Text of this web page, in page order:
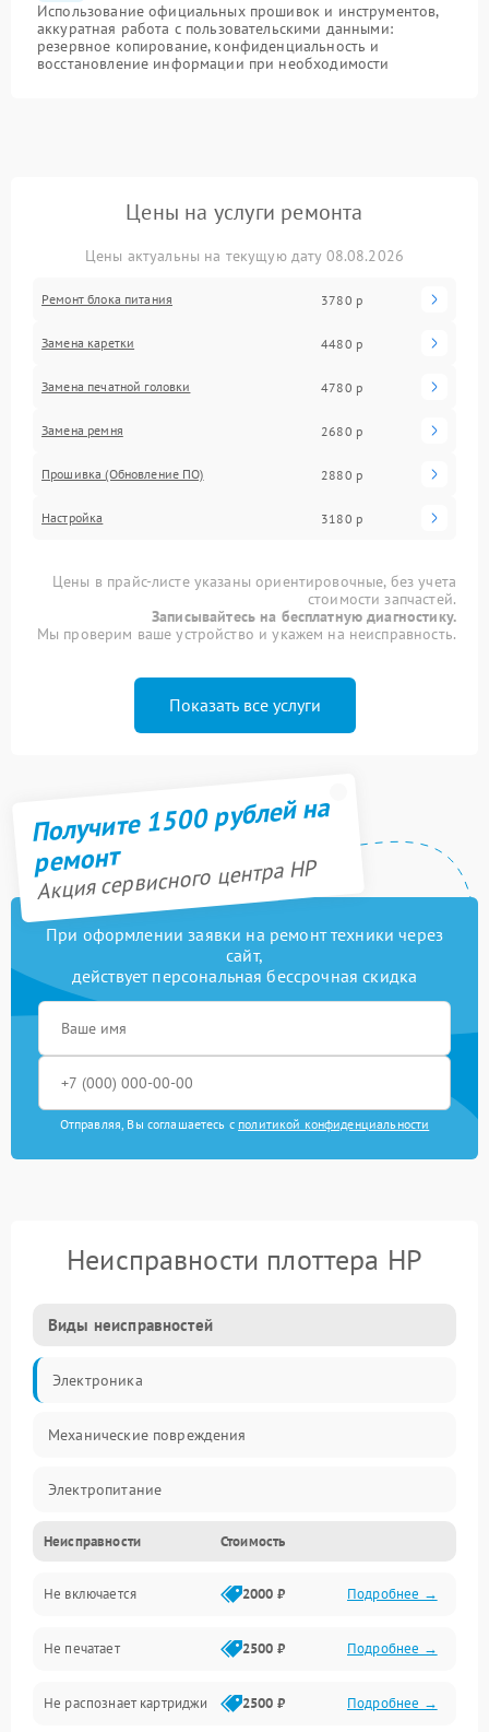
Использование официальных прошивок и инструментов,
аккуратная работа с пользовательскими данными:
резервное копирование, конфиденциальность и
восстановление информации при необходимости
Цены на услуги ремонта
Цены актуальны на текущую дату 08.08.2026
Ремонт блока питания 3780 р
Замена каретки 4480 р
Замена печатной головки 4780 р
Замена ремня 2680 р
Прошивка (Обновление ПО) 2880 р
Настройка 3180 р
Цены в прайс-листе указаны ориентировочные, без учета
стоимости запчастей.
Записывайтесь на бесплатную диагностику.
Мы проверим ваше устройство и укажем на неисправность.
Показать все услуги
Получите 1500 рублей на
ремонт
Акция сервисного центра HP
При оформлении заявки на ремонт техники через
сайт,
действует персональная бессрочная скидка
Отправляя, Вы соглашаетесь с политикой конфиденциальности
Неисправности плоттера HP
Виды неисправностей
Электроника
Механические повреждения
Электропитание
Работа системы
Механика
Оптика
Программное обеспечение
Неисправности Стоимость
Не включается 2000 ₽ Подробнее →
Не печатает 2500 ₽ Подробнее →
Не распознает картриджи 2500 ₽ Подробнее →